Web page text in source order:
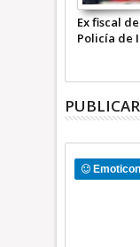
Urge que
hagan su
Emoticon